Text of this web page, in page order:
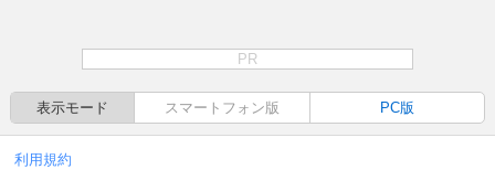
PR
表示モード スマートフォン版 PC版
利用規約